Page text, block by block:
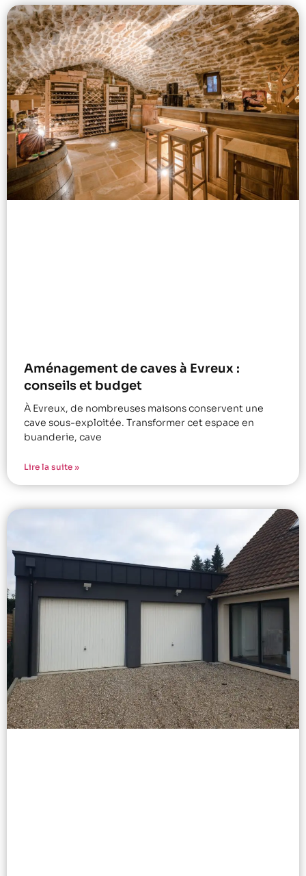
Aménagement de caves à Evreux :
conseils et budget
À Evreux, de nombreuses maisons conservent une
cave sous-exploitée. Transformer cet espace en
buanderie, cave
Lire la suite »